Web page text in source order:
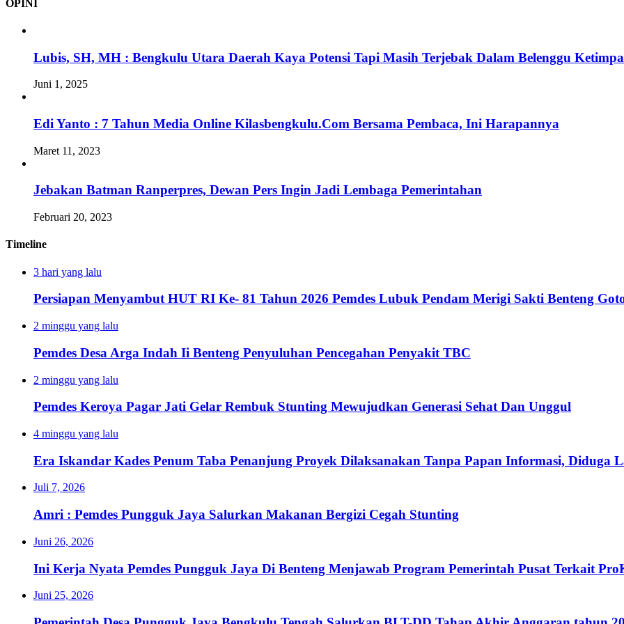
OPINI
Lubis, SH, MH : Bengkulu Utara Daerah Kaya Potensi Tapi Masih Terjebak Dalam Belenggu
Juni 1, 2025
Edi Yanto : 7 Tahun Media Online Kilasbengkulu.Com Bersama Pembaca, Ini Harapannya
Maret 11, 2023
Jebakan Batman Ranperpres, Dewan Pers Ingin Jadi Lembaga Pemerintahan
Februari 20, 2023
Timeline
3 hari yang lalu
Persiapan Menyambut HUT RI Ke- 81 Tahun 2026 Pemdes Lubuk Pendam Merigi Sakti Benteng
2 minggu yang lalu
Pemdes Desa Arga Indah Ii Benteng Penyuluhan Pencegahan Penyakit TBC
2 minggu yang lalu
Pemdes Keroya Pagar Jati Gelar Rembuk Stunting Mewujudkan Generasi Sehat Dan Unggul
4 minggu yang lalu
Era Iskandar Kades Penum Taba Penanjung Proyek Dilaksanakan Tanpa Papan Informasi, Diduga
Juli 7, 2026
Amri : Pemdes Pungguk Jaya Salurkan Makanan Bergizi Cegah Stunting
Juni 26, 2026
Ini Kerja Nyata Pemdes Pungguk Jaya Di Benteng Menjawab Program Pemerintah Pusat Terkait
Juni 25, 2026